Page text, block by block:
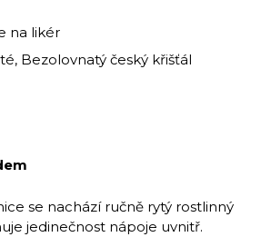
na likér
Bezolovnatý český křišťál
se nachází ručně rytý rostlinný
jedinečnost nápoje uvnitř.